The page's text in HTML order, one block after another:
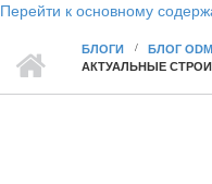
Перейти к основному
БЛОГИ БЛОГ
АКТУАЛЬНЫЕ